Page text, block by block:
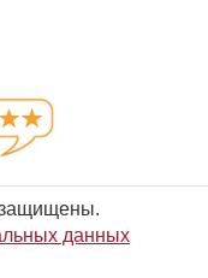
данных